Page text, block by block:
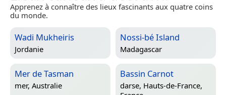
Apprenez à connaître des lieux fascinants aux quatre coins
du monde.
Wadi Mukheiris
Jordanie
Nossi-bé Island
Madagascar
Mer de Tasman
mer, Australie
Bassin Carnot
darse, Hauts-de-France,